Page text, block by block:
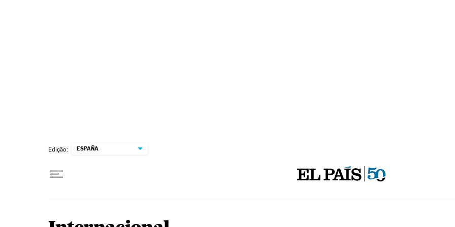
Edição: ESPAÑA